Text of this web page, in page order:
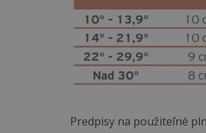
Predpisy na použiteľné